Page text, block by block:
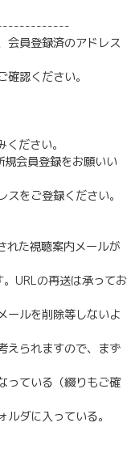
会員登録済のアドレス
認ください。
ださい。
会員登録をお願いい
をご登録ください。
れた視聴案内メールが
URLの再送は承ってお
ールを削除等しないよ
えられますので、まず
っている（綴りもご確
ダに入っている。